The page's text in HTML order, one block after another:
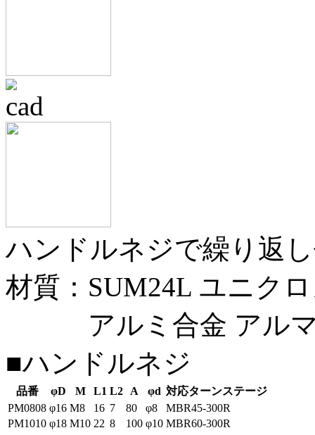
ハンドルネジで繰り返
材質：SUM24L ユニク
アルミ合金 アルマ
■ハンドルネジ
品番 φD M L1 L2 A φd 対応ターンステージ
PM0808 φ16 M8 16 7 80 φ8
MBR45-300R
PM1010 φ18 M10 22 8 100 φ10 MBR60-300R